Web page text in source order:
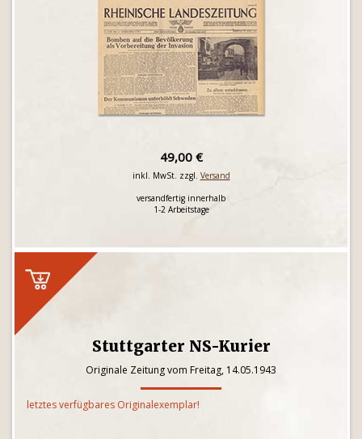
49,00 €
inkl. MwSt. zzgl. Versand
versandfertig innerhalb
1-2 Arbeitstage
Stuttgarter NS-Kurier
Originale Zeitung vom Freitag, 14.05.1943
letztes verfügbares Originalexemplar!